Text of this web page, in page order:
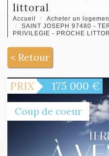
littoral
Accueil Acheter un
SAINT JOSEPH 97480 -
PRIVILEGIE - PROCHE
< Retour
PRIX 175 000 €
Coup de coeur